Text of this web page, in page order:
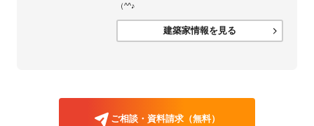
（^^♪
建築家情報を見る
ご相談・資料請求（無料）